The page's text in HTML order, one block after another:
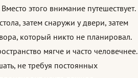
этого внимание путешествует.
затем снаружи у двери, затем
который никто не планировал.
мягче и часто человечнее.
не требуя постоянных